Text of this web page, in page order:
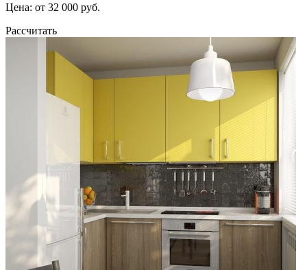
Цена: от 32 000 руб.
Рассчитать